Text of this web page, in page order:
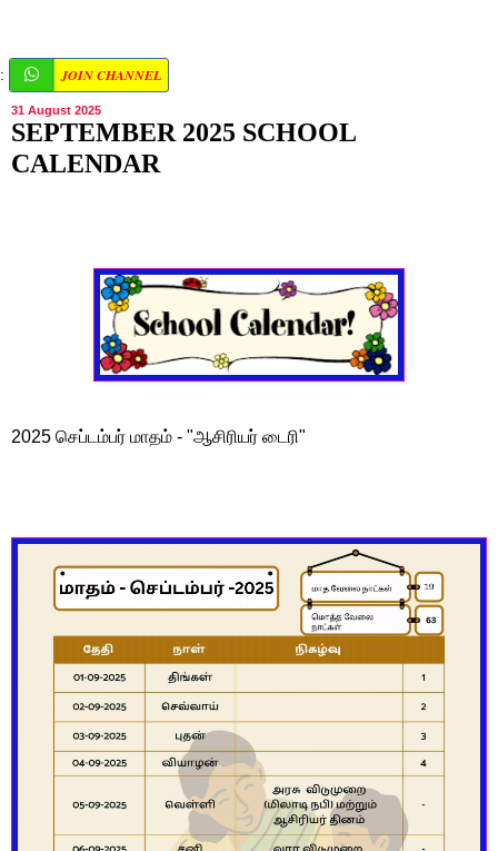
: JOIN CHANNEL
31 August 2025
SEPTEMBER 2025 SCHOOL
CALENDAR
2025 செப்டம்பர் மாதம் - "ஆசிரியர் டைரி"